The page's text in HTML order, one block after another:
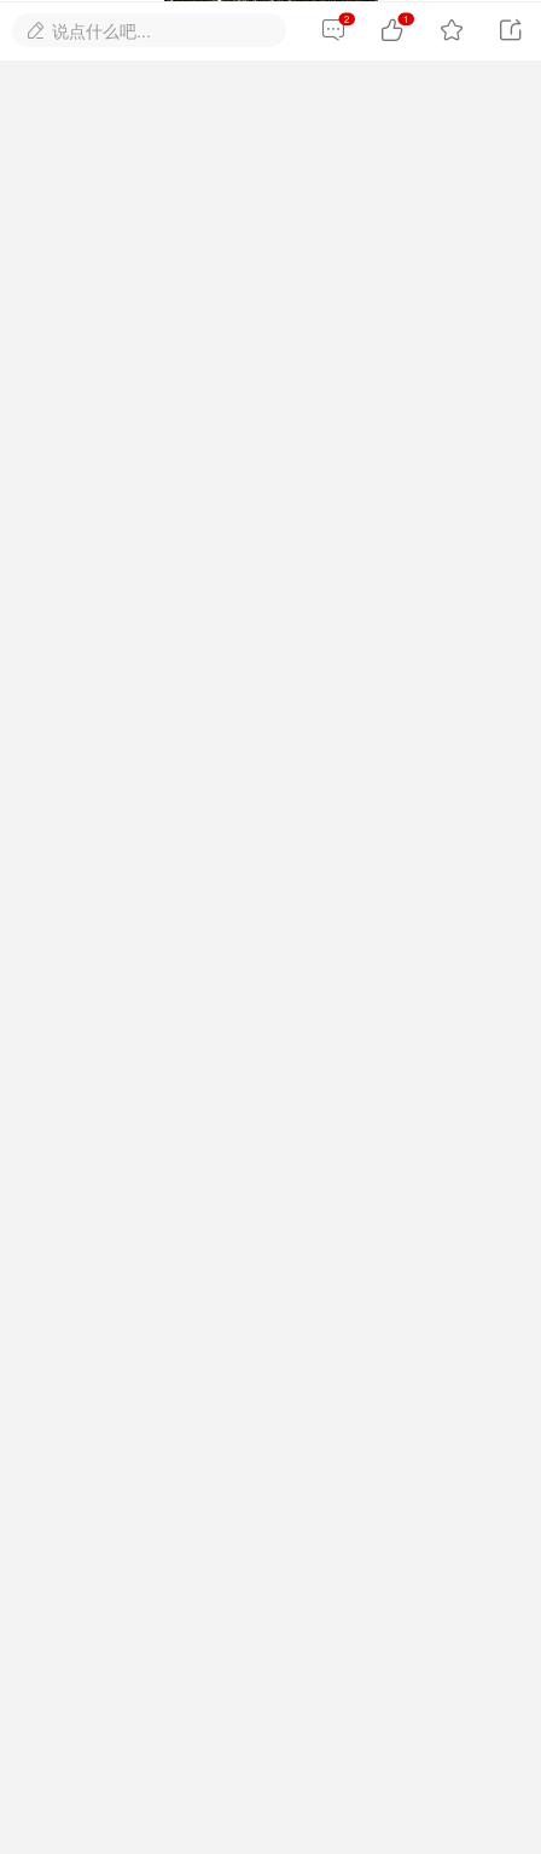
 说点什么吧... 2 1  